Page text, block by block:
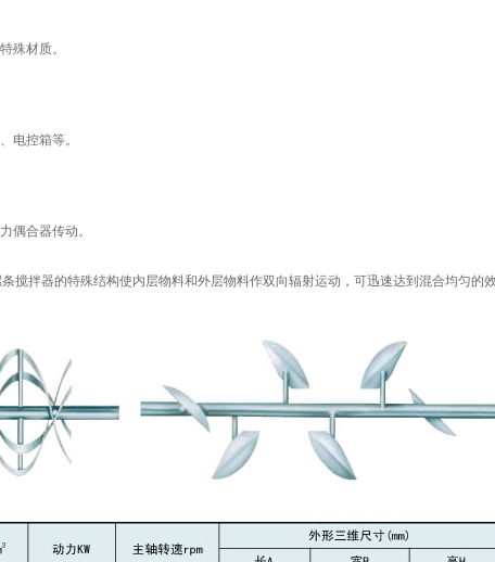
殊材质。
控箱等。
合器传动。
拌器的特殊结构使内层物料和外层物料作双向辐射运动，可迅速达到混合均匀的效